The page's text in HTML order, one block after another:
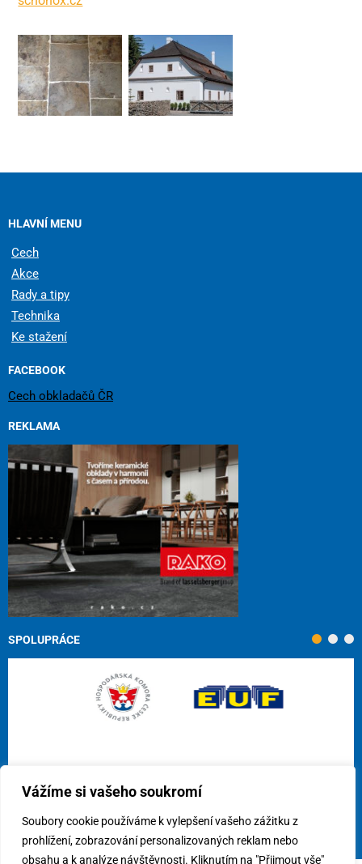
Vážíme si vašeho soukromí
Soubory cookie používáme k vylepšení vašeho zážitku z
prohlížení, zobrazování personalizovaných reklam nebo
obsahu a k analýze návštěvnosti. Kliknutím na "Přijmout vše"
HLAVNÍ MENU
Cech
Akce
Rady a tipy
Technika
Ke stažení
FACEBOOK
Cech obkladačů ČR
REKLAMA
SPOLUPRÁCE